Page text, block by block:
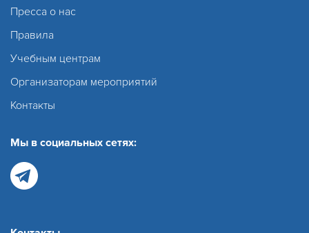
Пресса о нас
Правила
Учебным центрам
Организаторам мероприятий
Контакты
Мы в социальных сетях: